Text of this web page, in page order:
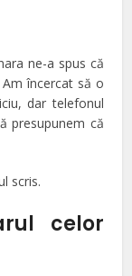
ne-a spus că
încercat să o
dar telefonul
presupunem că
scris.
celor